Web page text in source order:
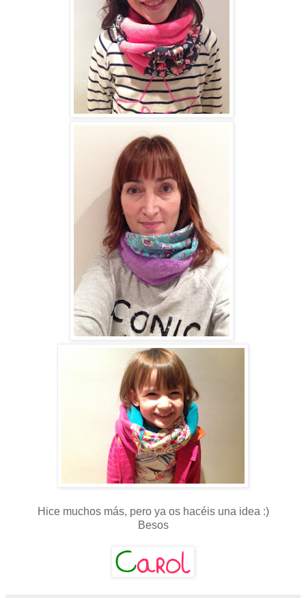
Hice muchos más, pero ya os hacéis una idea :)
Besos